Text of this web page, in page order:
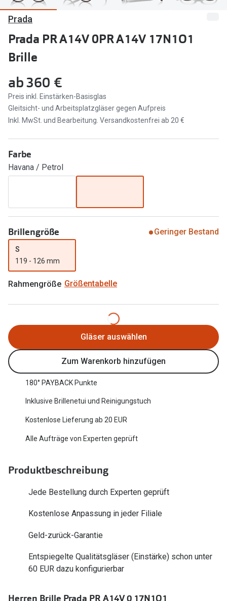
Marken
Ray-Ban
DbyD
Prada
Seen
Miu Miu
alle Marken
Ratgeber
Gleitsicht Ratgeber
Alle Brillen Ratgeber
Angebote
Brillen 2 für 1
20% auf selbsttönende Gläser
Trends
Nuance Audio Brille
Ray-Ban Meta
Oakley Meta
Brillentrends 2026
Glasveredelungen
Brillenglas Typen
Transitions Gläser
Zubehör
Marken
Oakley
Ray-Ban
Oakley
Zubehör
Prada
Prada PR A14V 0PR A14V 17N1O1
Brille
ab360 €
Preis inkl. Einstärken-Basisglas
Gleitsicht- und Arbeitsplatzgläser gegen Aufpreis
Inkl. MwSt. und Bearbeitung. Versandkostenfrei ab 20 €
Farbe
Havana / Petrol
Brillengröße Geringer Bestand
S
119 - 126 mm
Rahmengröße Größentabelle
Gläser auswählen
Zum Warenkorb hinzufügen
180° PAYBACK Punkte
Inklusive Brillenetui und Reinigungstuch
Kostenlose Lieferung ab 20 EUR
Alle Aufträge von Experten geprüft
Produktbeschreibung
Jede Bestellung durch Experten geprüft
Kostenlose Anpassung in jeder Filiale
Geld-zurück-Garantie
Entspiegelte Qualitätsgläser (Einstärke) schon unter
60 EUR dazu konfigurierbar